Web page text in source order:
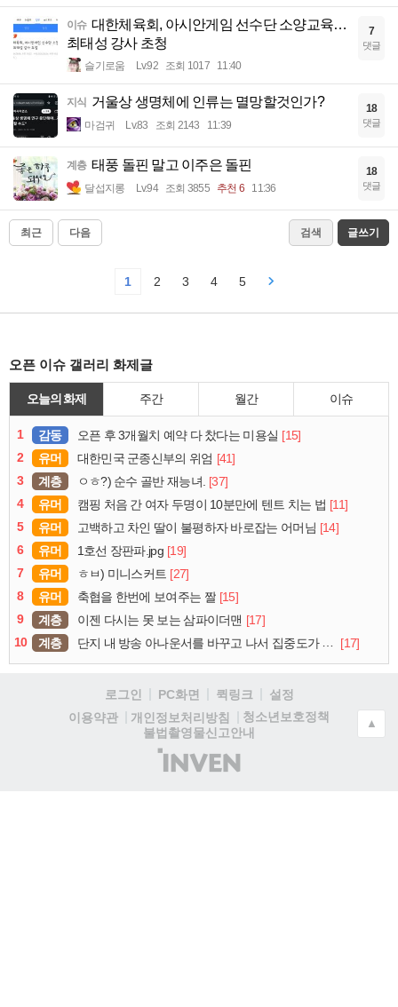
이슈 대한체육회, 아시안게임 선수단 소양교육…
최태성 강사 초청
슬기로움 Lv.92 조회 1017 11:40
7
댓글
지식 거울상 생명체에 인류는 멸망할것인가?
마검귀 Lv.83 조회 2143 11:39
18
댓글
계층 태풍 돌핀 말고 이주은 돌핀
달섭지롱 Lv.94 조회 3855 추천 6 11:36
18
댓글
최근 다음 검색 글쓰기
1 2 3 4 5
오픈 이슈 갤러리 화제글
오늘의 화제 주간 월간 이슈
1 감동 오픈 후 3개월치 예약 다 찼다는 미용실 [15]
2
유머 대한민국 군종신부의 위엄 [41]
3
계층 ㅇㅎ?) 순수 골반 재능녀. [37]
4
유머 캠핑 처음 간 여자 두명이 10분만에 텐트 치는 법 [11]
5
유머 고백하고 차인 딸이 불평하자 바로잡는 어머님 [14]
6
유머 1호선 장판파.jpg [19]
7
유머 ㅎㅂ) 미니스커트 [27]
8
유머 축협을 한번에 보여주는 짤 [15]
9
계층 이젠 다시는 못 보는 삼파이더맨 [17]
10
계층 단지 내 방송 아나운서를 바꾸고 나서 집중도가 확 올라갔다는 한 아파트의 안내방송 [17]
로그인 PC화면 퀵링크
설정
이용약관
개인정보처리방침
청소년보호정책
불법촬영물신고안내
(주)
인
▲